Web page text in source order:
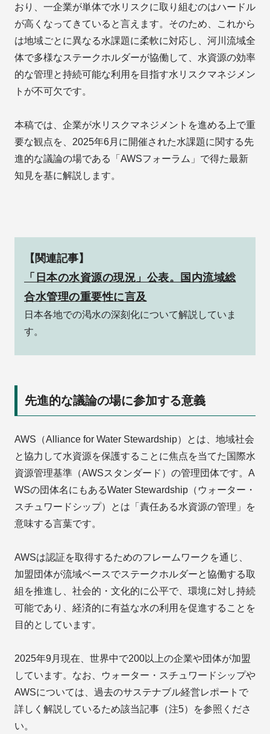
おり、一企業が単体で水リスクに取り組むのはハードル
が高くなってきていると言えます。そのため、これから
は地域ごとに異なる水課題に柔軟に対応し、河川流域全
体で多様なステークホルダーが協働して、水資源の効率
的な管理と持続可能な利用を目指す水リスクマネジメン
トが不可欠です。
本稿では、企業が水リスクマネジメントを進める上で重
要な観点を、2025年6月に開催された水課題に関する先
進的な議論の場である「AWSフォーラム」で得た最新
知見を基に解説します。
【関連記事】
「日本の水資源の現況」公表。国内流域総
合水管理の重要性に言及
日本各地での渇水の深刻化について解説していま
す。
先進的な議論の場に参加する意義
AWS（Alliance for Water Stewardship）とは、地域社会
と協力して水資源を保護することに焦点を当てた国際水
資源管理基準（AWSスタンダード）の管理団体です。A
WSの団体名にもあるWater Stewardship（ウォーター・
スチュワードシップ）とは「責任ある水資源の管理」を
意味する言葉です。
AWSは認証を取得するためのフレームワークを通じ、
加盟団体が流域ベースでステークホルダーと協働する取
組を推進し、社会的・文化的に公平で、環境に対し持続
可能であり、経済的に有益な水の利用を促進することを
目的としています。
2025年9月現在、世界中で200以上の企業や団体が加盟
しています。なお、ウォーター・スチュワードシップや
AWSについては、過去のサステナブル経営レポートで
詳しく解説しているため該当記事（注5）を参照くださ
い。